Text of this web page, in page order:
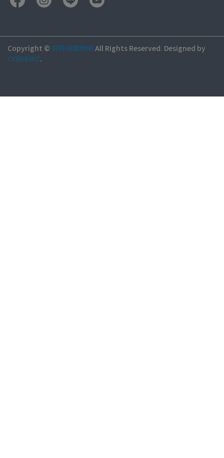
Copyright © 好時尚購物網 All Rights Reserved. Designed by
CYBERBIZ.